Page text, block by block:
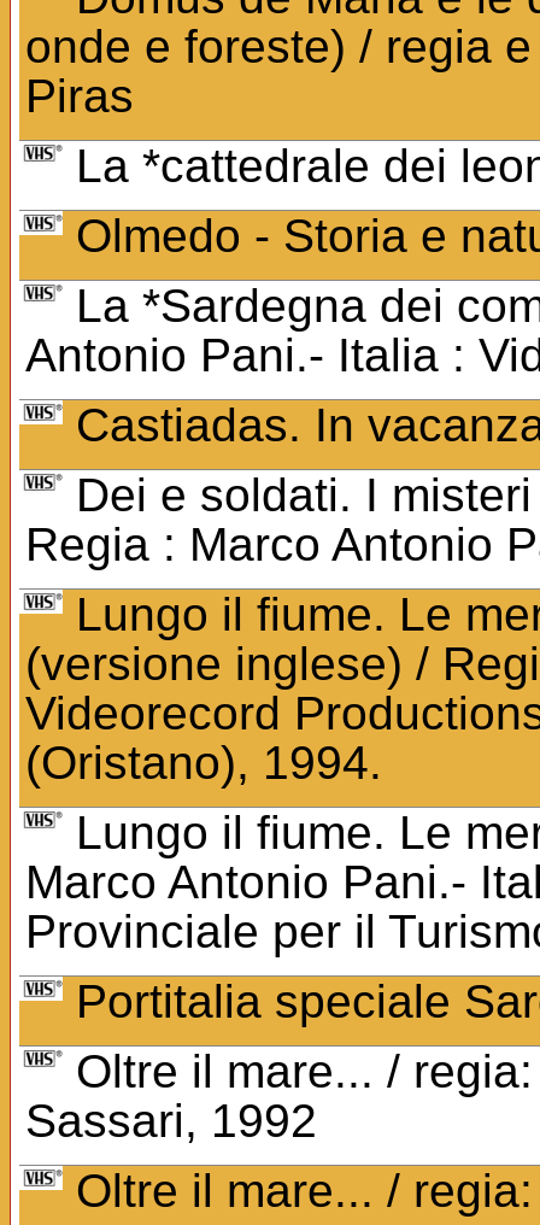
onde e foreste) / regia
Piras
La *cattedrale dei
Olmedo - Storia e
La *Sardegna dei
Antonio Pani.- Italia :
Castiadas. In
Dei e soldati. I
Regia : Marco Antonio
Lungo il fiume. Le
(versione inglese) /
Videorecord
(Oristano), 1994.
Lungo il fiume. Le
Marco Antonio Pani.-
Provinciale per il
Portitalia speciale
Oltre il mare... /
Sassari, 1992
Oltre il mare... /